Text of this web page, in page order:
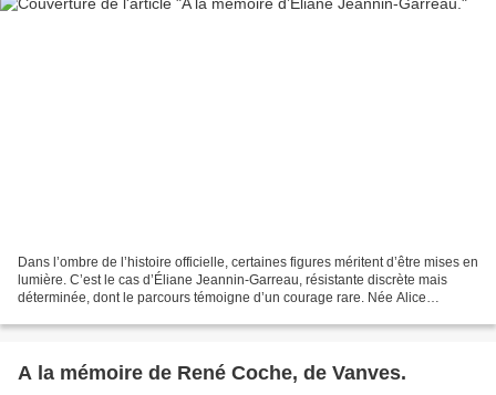
Dans l’ombre de l’histoire officielle, certaines figures méritent d’être mises en
lumière. C’est le cas d’Éliane Jeannin-Garreau, résistante discrète mais
déterminée, dont le parcours témoigne d’un courage rare. Née Alice
A la mémoire de René Coche, de Vanves.